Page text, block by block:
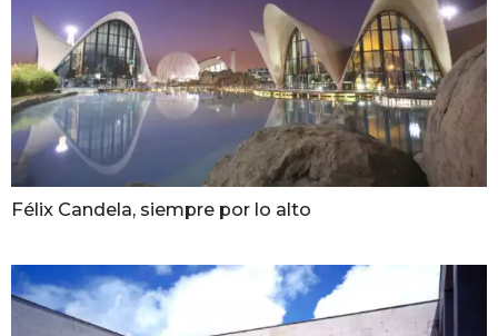
Félix Candela, siempre por lo alto